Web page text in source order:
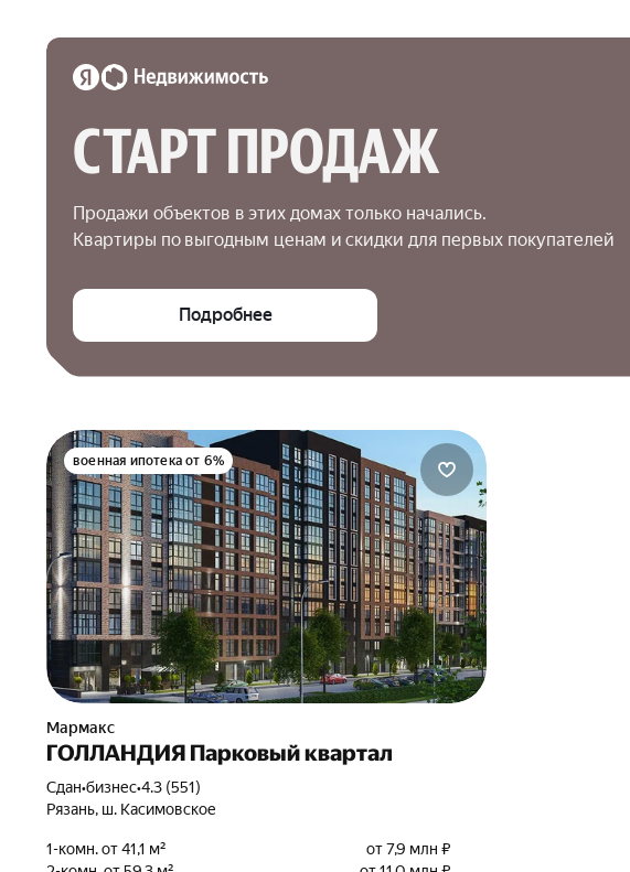
СТАРТ ПРОДАЖ
Продажи объектов в этих домах только начались.
Квартиры по выгодным ценам и скидки для первых покупателей
Подробнее
военная ипотека от 6%
Мармакс
ГОЛЛАНДИЯ Парковый квартал
Сдан•бизнес•4.3 (551)
Рязань, ш. Касимовское
1-комн. от 41,1 м²
от 7,9 млн ₽